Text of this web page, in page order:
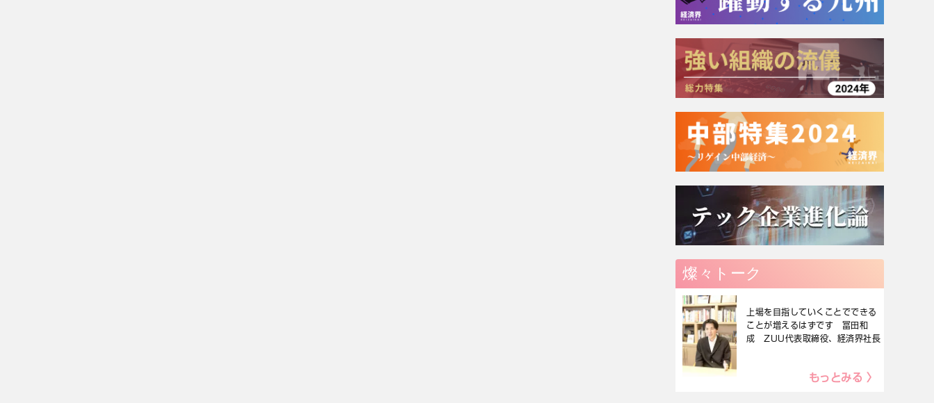
燦々トーク
上場を目指していくことでできる
ことが増えるはずです 冨田和
成 ZUU代表取締役、経済界社長
もっとみる 〉